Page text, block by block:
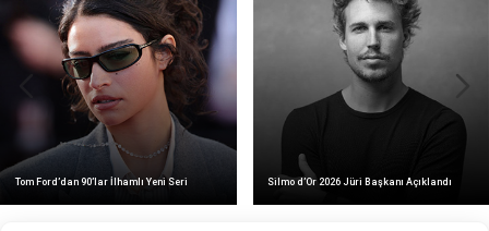
Tom Ford’dan 90’lar İlhamlı Yeni Seri Silmo d’Or 2026 Jüri Başkanı Açıklandı